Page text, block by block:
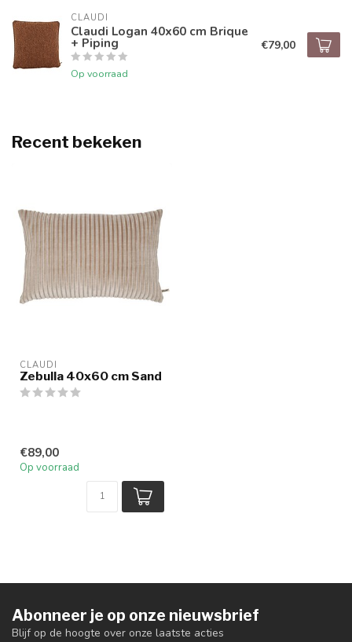
CLAUDI
Claudi Logan 40x60 cm Brique
+ Piping
Op voorraad
€79,00
Recent bekeken
CLAUDI
Zebulla 40x60 cm Sand
€89,00
Op voorraad
Abonneer je op onze nieuwsbrief
Blijf op de hoogte over onze laatste acties